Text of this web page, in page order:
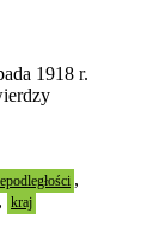
1918 r.
,
, kraj